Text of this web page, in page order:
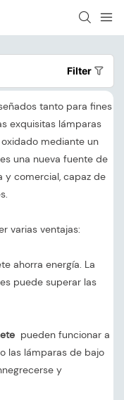
Filter
tanto para fines
exquisitas lámparas
mediante un
una nueva fuente de
y comercial, capaz de
varias ventajas:
ahorra energía. La
puede superar las
pueden funcionar a
las lámparas de bajo
y